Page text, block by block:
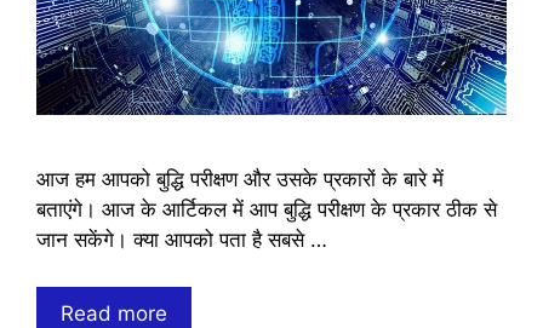
आज हम आपको बुद्धि परीक्षण और उसके प्रकारों के बारे में
बताएंगे। आज के आर्टिकल में आप बुद्धि परीक्षण के प्रकार ठीक से
जान सकेंगे। क्या आपको पता है सबसे …
Read more